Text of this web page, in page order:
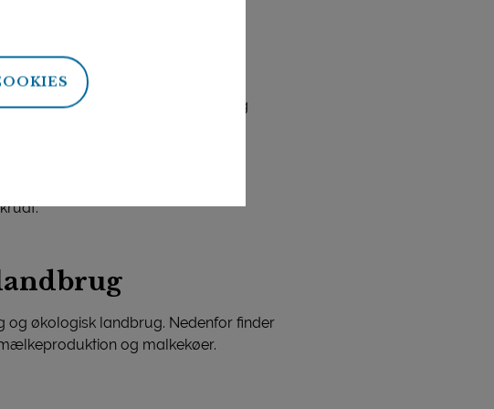
så lang tid, som hvis en
som ordinerer medicin og
2019
I stedet skal der bruges
økologisk landbrug. Nedenfor finder
og malkekøer.